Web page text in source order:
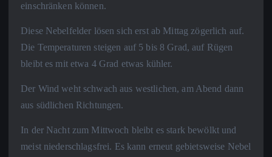
einschränken können.
Diese Nebelfelder lösen sich erst ab Mittag zögerlich auf.
Die Temperaturen steigen auf 5 bis 8 Grad, auf Rügen
bleibt es mit etwa 4 Grad etwas kühler.
Der Wind weht schwach aus westlichen, am Abend dann
aus südlichen Richtungen.
In der Nacht zum Mittwoch bleibt es stark bewölkt und
meist niederschlagsfrei. Es kann erneut gebietsweise Nebel